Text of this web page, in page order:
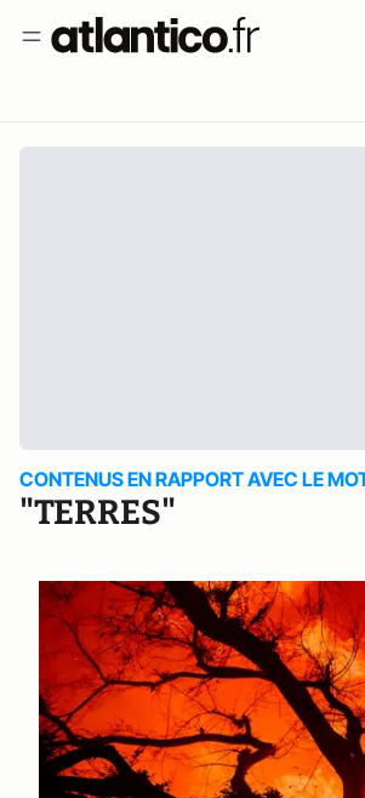
CONTENUS EN RAPPORT AVEC LE
"TERRES"